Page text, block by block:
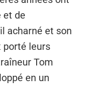
et de
acharné et son
porté leurs
Tom
en un